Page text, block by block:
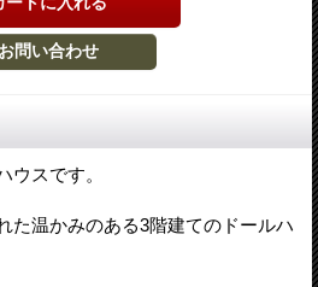
ウスです。
た温かみのある3階建てのドールハ